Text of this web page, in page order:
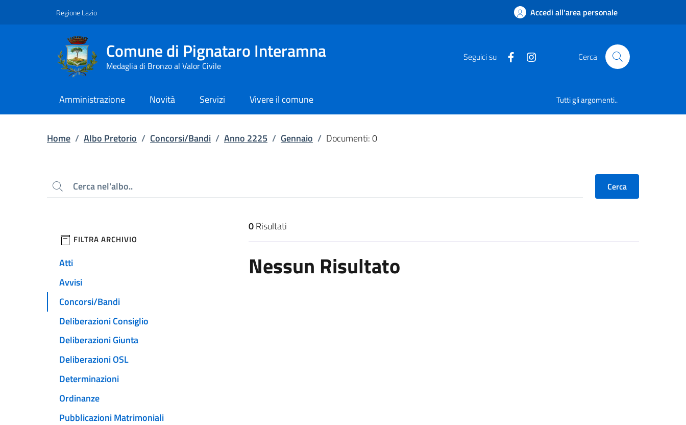
Regione Lazio Accedi all'area personale
Comune di Pignataro Interamna
Medaglia di Bronzo al Valor Civile
Seguici su Cerca
Amministrazione Novità Servizi Vivere il comune Tutti gli argomenti..
Home / Albo Pretorio / Concorsi/Bandi / Anno 2225 / Gennaio / Documenti: 0
Cerca Cerca
filtri da applicare
FILTRA ARCHIVIO
Atti
Avvisi
Concorsi/Bandi
Deliberazioni Consiglio
Deliberazioni Giunta
Deliberazioni OSL
Determinazioni
Ordinanze
Pubblicazioni Matrimoniali
Risultati di ricerca
0Risultati
Nessun Risultato